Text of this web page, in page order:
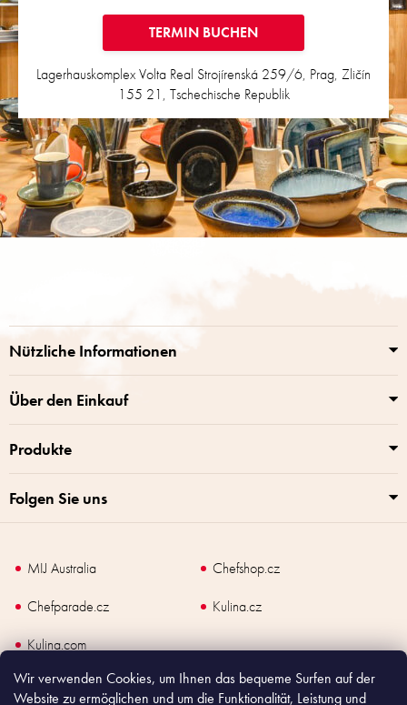
Wir verwenden Cookies, um Ihnen das bequeme Surfen auf der
Website zu ermöglichen und um die Funktionalität, Leistung und
TERMIN BUCHEN
Lagerhauskomplex Volta Real Strojírenská 259/6, Prag, Zličín
155 21, Tschechische Republik
Nützliche Informationen
Über den Einkauf
Produkte
Folgen Sie uns
MIJ Australia
Chefshop.cz
Chefparade.cz
Kulina.cz
Kulina.com